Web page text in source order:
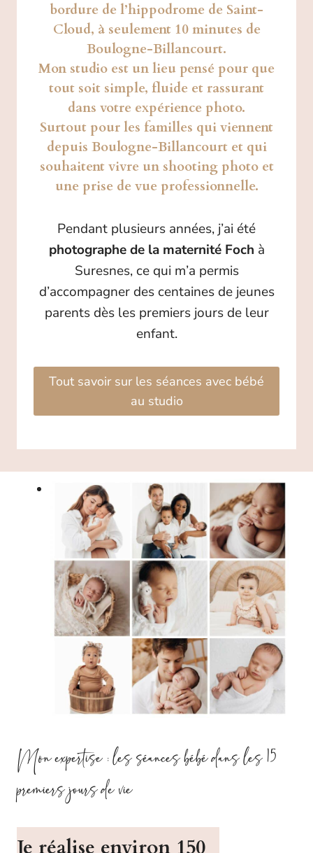
bordure de l’hippodrome de Saint-
Cloud, à seulement 10 minutes de
Boulogne-Billancourt.
Mon studio est un lieu pensé pour que
tout soit simple, fluide et rassurant
dans votre expérience photo.
Surtout pour les familles qui viennent
depuis Boulogne-Billancourt et qui
souhaitent vivre un shooting photo et
une prise de vue professionnelle.
Pendant plusieurs années, j’ai été
photographe de la maternité Foch à
Suresnes, ce qui m’a permis
d’accompagner des centaines de jeunes
parents dès les premiers jours de leur
enfant.
Tout savoir sur les séances avec bébé
au studio
Mon expertise : les séances bébé dans les 15
premiers jours de vie
Je réalise environ 150